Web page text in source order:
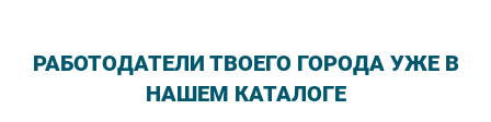
РАБОТОДАТЕЛИ ТВОЕГО ГОРОДА УЖЕ В
НАШЕМ КАТАЛОГЕ